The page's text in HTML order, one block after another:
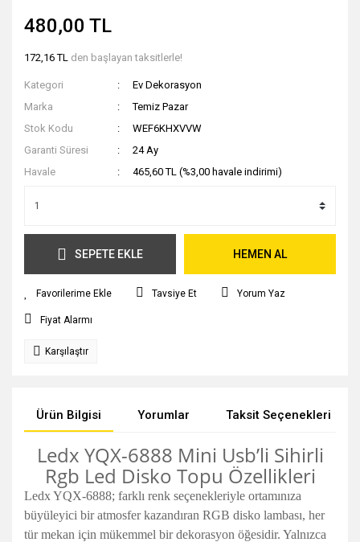
480,00 TL
172,16 TL den başlayan taksitlerle!
Kategori
Ev Dekorasyon
Marka
Temiz Pazar
Stok Kodu
WEF6KHXVVW
Garanti Süresi
24 Ay
Havale
465,60 TL (%3,00 havale indirimi)
SEPETE EKLE HEMEN AL
Tavsiye Et Yorum Yaz
Fiyat Alarmı
Karşılaştır
Ürün Bilgisi Yorumlar Taksit Seçenekleri
Ledx YQX-6888 Mini Usb’li Sihirli
Rgb Led Disko Topu Özellikleri
Ledx YQX-6888; farklı renk seçenekleriyle ortamınıza
büyüleyici bir atmosfer kazandıran RGB disko lambası, her
tür mekan için mükemmel bir dekorasyon öğesidir. Yalnızca